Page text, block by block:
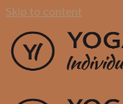
Skip to content